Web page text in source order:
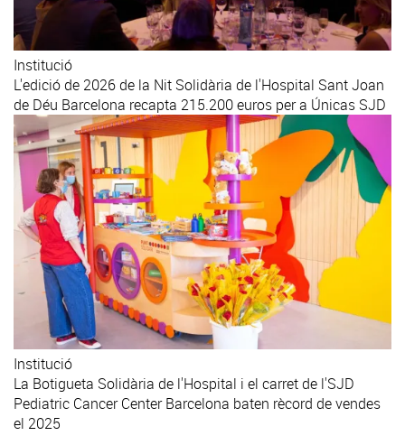
Institució
L'edició de 2026 de la Nit Solidària de l'Hospital Sant Joan
de Déu Barcelona recapta 215.200 euros per a Únicas SJD
Institució
La Botigueta Solidària de l'Hospital i el carret de l'SJD
Pediatric Cancer Center Barcelona baten rècord de vendes
el 2025